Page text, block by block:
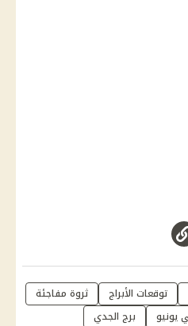
توقعات الأبراج
ثروة مفاجئة
يونيو
برج الجدي